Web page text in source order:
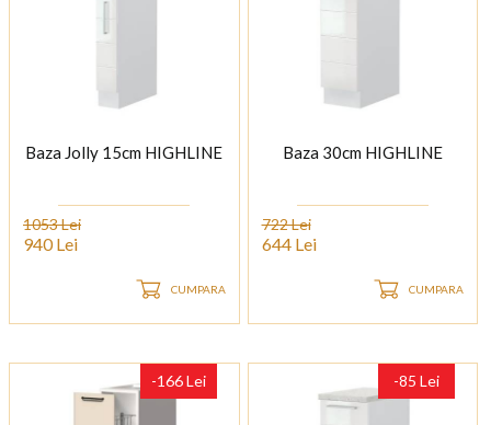
Baza Jolly 15cm HIGHLINE
1053 Lei
940 Lei
CUMPARA
Baza 30cm HIGHLINE
722 Lei
644 Lei
CUMPARA
-166 Lei -85 Lei